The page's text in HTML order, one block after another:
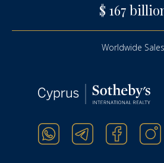
$ 167
Worldwide Sales